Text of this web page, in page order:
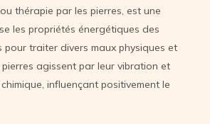
thérapie par les pierres, est une
les propriétés énergétiques des
pour traiter divers maux physiques et
pierres agissent par leur vibration et
influençant positivement le